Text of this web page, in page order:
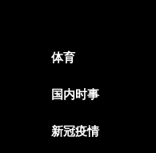
体育
国内时事
新冠疫情